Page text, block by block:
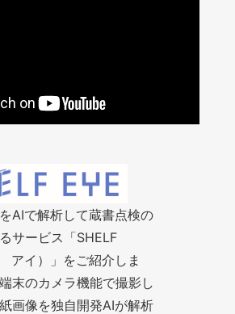
AIで解析して蔵書点検の
サービス「SHELF
アイ）」をご紹介しま
末のカメラ機能で撮影し
画像を独自開発AIが解析